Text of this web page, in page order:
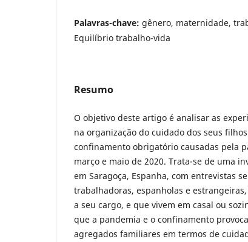
Palavras-chave: gênero, maternidade,
Equilíbrio trabalho-vida
Resumo
O objetivo deste artigo é analisar as
na organização do cuidado dos seus
confinamento obrigatório causadas pela
março e maio de 2020. Trata-se de uma
em Saragoça, Espanha, com entrevistas
trabalhadoras, espanholas e
a seu cargo, e que vivem em casal ou
que a pandemia e o confinamento
agregados familiares em termos de